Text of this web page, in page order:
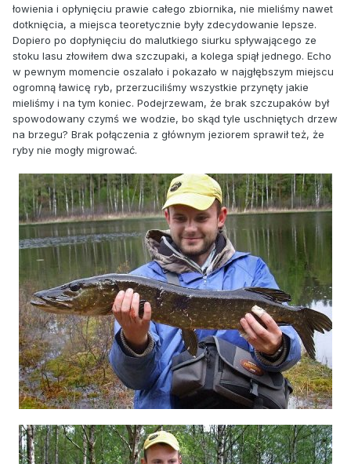
łowienia i opłynięciu prawie całego zbiornika, nie mieliśmy nawet
dotknięcia, a miejsca teoretycznie były zdecydowanie lepsze.
Dopiero po dopłynięciu do malutkiego siurku spływającego ze
stoku lasu złowiłem dwa szczupaki, a kolega spiął jednego. Echo
w pewnym momencie oszalało i pokazało w najgłębszym miejscu
ogromną ławicę ryb, przerzuciliśmy wszystkie przynęty jakie
mieliśmy i na tym koniec. Podejrzewam, że brak szczupaków był
spowodowany czymś we wodzie, bo skąd tyle uschniętych drzew
na brzegu? Brak połączenia z głównym jeziorem sprawił też, że
ryby nie mogły migrować.